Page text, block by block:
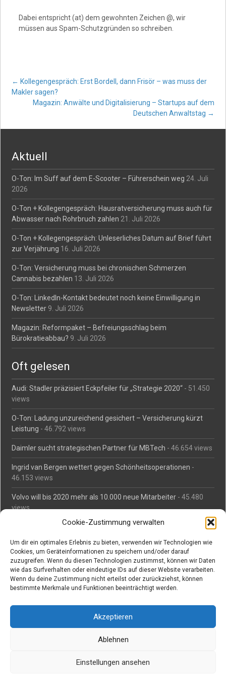
Cookie-Zustimmung verwalten
Um dir ein optimales Erlebnis zu bieten, verwenden wir Technologien wie
Cookies, um Geräteinformationen zu speichern und/oder darauf
zuzugreifen. Wenn du diesen Technologien zustimmst, können wir Daten
wie das Surfverhalten oder eindeutige IDs auf dieser Website verarbeiten.
Wenn du deine Zustimmung nicht erteilst oder zurückziehst, können
bestimmte Merkmale und Funktionen beeinträchtigt werden.
Akzeptieren
Ablehnen
Einstellungen ansehen
Dabei entspricht (at) dem gewohnten Zeichen @, wir
müssen aus Spam-Schutzgründen so schreiben.
Post
navigation
← Kollegengespräch: Erst Bordell, dann Frisör – was muss der
Makler sagen?
Magazin: Anwälte und Digitalisierung – Startups auf dem
Deutschen Anwaltstag →
Aktuell
O-Ton: Im Suff auf dem E-Scooter – Führerschein weg 24. Juli
2026
O-Ton + Kollegengespräch: Hausratversicherung muss auch für
Abwasser nach Rohrbruch zahlen 21. Juli 2026
O-Ton + Kollegengespräch: Unleserliches Datum auf Brief führt
zur Verjährung 16. Juli 2026
O-Ton: Versicherung muss bei chronischen Schmerzen
Cannabis bezahlen 13. Juli 2026
O-Ton: LinkedIn-Kontakt bedeutet noch keine Einwilligung in
Newsletter 9. Juli 2026
Magazin: Reformpaket – Befreiungsschlag beim
Bürokratieabbau? 9. Juli 2026
Oft gelesen
Audi: Stadler präzisiert Eckpfeiler für „Strategie 2020“ - 51.450
views
O-Ton: Ladung unzureichend gesichert – Versicherung kürzt
Leistung - 46.792 views
Daimler sucht strategischen Partner für MBTech - 46.654 views
Ingrid van Bergen wettert gegen Schönheitsoperationen -
46.153 views
Volvo will bis 2020 mehr als 10.000 neue Mitarbeiter - 45.480
views
Mäßiges Interesse an Daimlers MBtech- 44.709 views
O-Ton: Wer muss Schaden für abgedriftete Silvesterraketen
zahlen? - 42.362 views
Kollegengespräch: Urteile zum Grillen- 42.055 views
Suchen bei Vorabs